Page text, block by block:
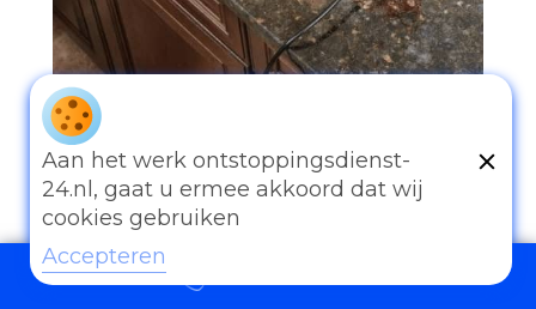
097006521500
Andere diensten
Aan het werk ontstoppingsdienst-
24.nl, gaat u ermee akkoord dat wij
cookies gebruiken
Accepteren